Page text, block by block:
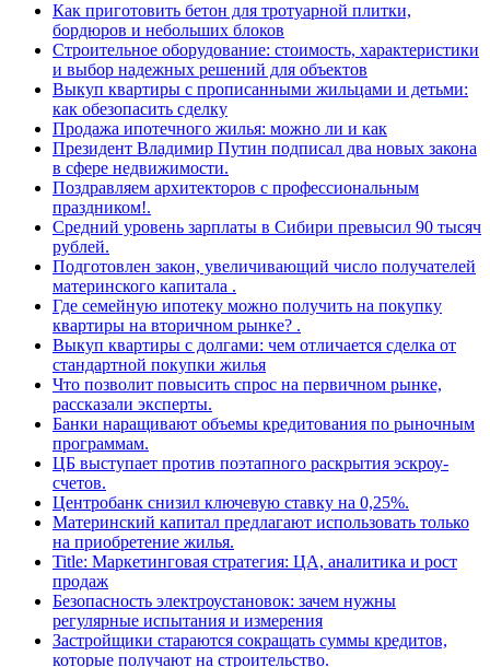
Как приготовить бетон для тротуарной плитки,
бордюров и небольших блоков
Строительное оборудование: стоимость, характеристики
и выбор надежных решений для объектов
Выкуп квартиры с прописанными жильцами и детьми:
как обезопасить сделку
Продажа ипотечного жилья: можно ли и как
Президент Владимир Путин подписал два новых закона
в сфере недвижимости.
Поздравляем архитекторов с профессиональным
праздником!.
Средний уровень зарплаты в Сибири превысил 90 тысяч
рублей.
Подготовлен закон, увеличивающий число получателей
материнского капитала .
Где семейную ипотеку можно получить на покупку
квартиры на вторичном рынке? .
Выкуп квартиры с долгами: чем отличается сделка от
стандартной покупки жилья
Что позволит повысить спрос на первичном рынке,
рассказали эксперты.
Банки наращивают объемы кредитования по рыночным
программам.
ЦБ выступает против поэтапного раскрытия эскроу-
счетов.
Центробанк снизил ключевую ставку на 0,25%.
Материнский капитал предлагают использовать только
на приобретение жилья.
Title: Маркетинговая стратегия: ЦА, аналитика и рост
продаж
Безопасность электроустановок: зачем нужны
регулярные испытания и измерения
Застройщики стараются сокращать суммы кредитов,
которые получают на строительство.